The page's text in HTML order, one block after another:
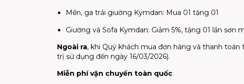
Mền, ga trải giường Kymdan: Mua 01 tặng 01
Giường và Sofa Kymdan: Giảm 5%, tặng 01 lần
Ngoài ra, khi Quý khách mua đơn hàng và thanh
trị sử dụng đến ngày 16/03/2026).
Miễn phí vận chuyển toàn quốc